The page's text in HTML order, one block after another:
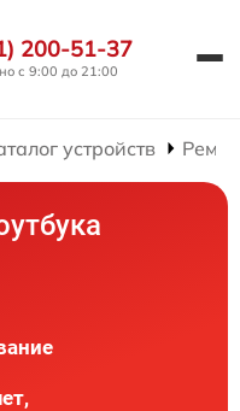
200-51-37
с 9:00 до 21:00
устройств